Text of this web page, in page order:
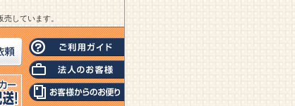
しています。